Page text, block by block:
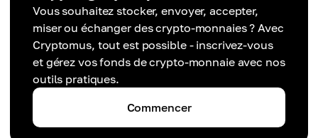
Vous souhaitez stocker, envoyer, accepter,
miser ou échanger des crypto-monnaies ? Avec
Cryptomus, tout est possible - inscrivez-vous
et gérez vos fonds de crypto-monnaie avec nos
outils pratiques.
Commencer